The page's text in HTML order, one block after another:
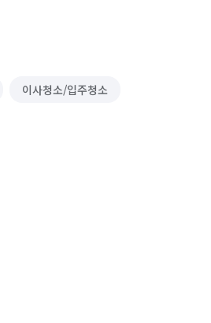
이사청소/입주청소